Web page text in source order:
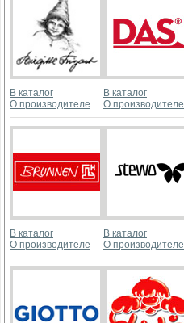
В каталог
О производителе
В каталог
О производителе
В каталог
О производителе
В каталог
О производителе